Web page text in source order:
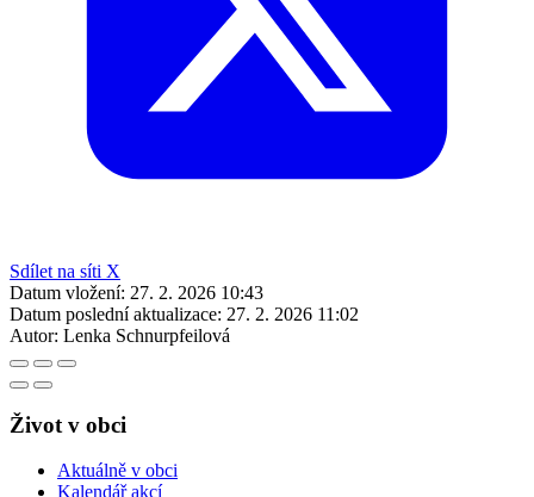
Sdílet na síti X
Datum vložení: 27. 2. 2026 10:43
Datum poslední aktualizace: 27. 2. 2026 11:02
Autor: Lenka Schnurpfeilová
Život v obci
Aktuálně v obci
Kalendář akcí